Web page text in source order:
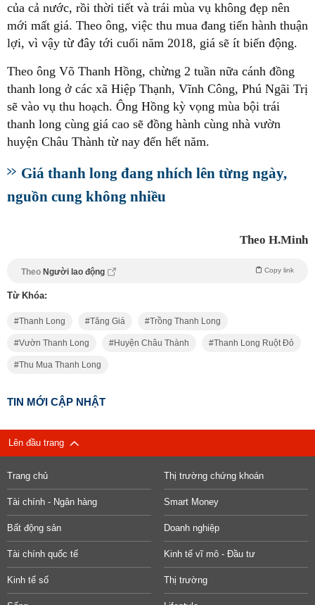
của cả nước, rồi thời tiết và trái mùa vụ không đẹp nên
mới mất giá. Theo ông, việc thu mua đang tiến hành thuận
lợi, vì vậy từ đây tới cuối năm 2018, giá sẽ ít biến động.
Theo ông Võ Thanh Hồng, chừng 2 tuần nữa cánh đồng
thanh long ở các xã Hiệp Thạnh, Vĩnh Công, Phú Ngãi Trị
sẽ vào vụ thu hoạch. Ông Hồng kỳ vọng mùa bội trái
thanh long cùng giá cao sẽ đồng hành cùng nhà vườn
huyện Châu Thành từ nay đến hết năm.
Giá thanh long đang nhích lên từng ngày,
nguồn cung không nhiều
Theo H.Minh
Theo Người lao động Copy link
Từ Khóa:
Thanh Long Tăng Giá Trồng Thanh Long
Vườn Thanh Long Huyện Châu Thành Thanh Long Ruột Đỏ
Thu Mua Thanh Long
TIN MỚI CẬP NHẬT
Lên đầu trang
Trang chủ Thị trường chứng khoán
Tài chính - Ngân hàng Smart Money
Bất động sản Doanh nghiệp
Tài chính quốc tế Kinh tế vĩ mô - Đầu tư
Kinh tế số Thị trường